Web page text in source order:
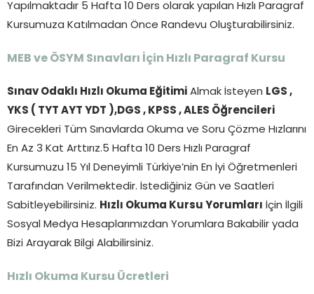
Yapılmaktadır 5 Hafta 10 Ders olarak yapılan Hızlı Paragraf
Kursumuza Katılmadan Önce Randevu Oluşturabilirsiniz.
MEB ve ÖSYM Sınavları İçin Hızlı Paragraf Kursu
Sınav Odaklı Hızlı Okuma Eğitimi Almak İsteyen LGS ,
YKS ( TYT AYT YDT ),DGS , KPSS , ALES Öğrencileri
Girecekleri Tüm Sınavlarda Okuma ve Soru Çözme Hızlarını
En Az 3 Kat Arttırız.5 Hafta 10 Ders Hızlı Paragraf
Kursumuzu 15 Yıl Deneyimli Türkiye’nin En İyi Öğretmenleri
Tarafından Verilmektedir. İstediğiniz Gün ve Saatleri
Sabitleyebilirsiniz. Hızlı Okuma Kursu Yorumları
İçin İlgili
Sosyal Medya Hesaplarımızdan Yorumlara Bakabilir yada
Bizi Arayarak Bilgi Alabilirsiniz.
Hızlı Okuma Kursu Ücretleri